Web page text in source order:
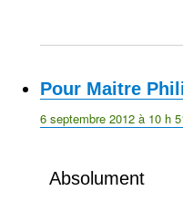
Pour Maitre
6 septembre 2012 à 10 h
Absolument